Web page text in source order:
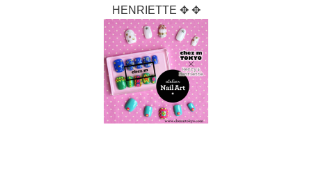
HENRIETTE ✥ ✥